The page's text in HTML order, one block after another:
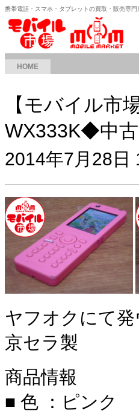
携帯電話・スマホ・タブレットの買取・販売専
HOME
【モバイル市
WX333K◆中
2014年7月28日
ヤフオクにて
京セラ製
商品情報
■ 色 ：ピンク